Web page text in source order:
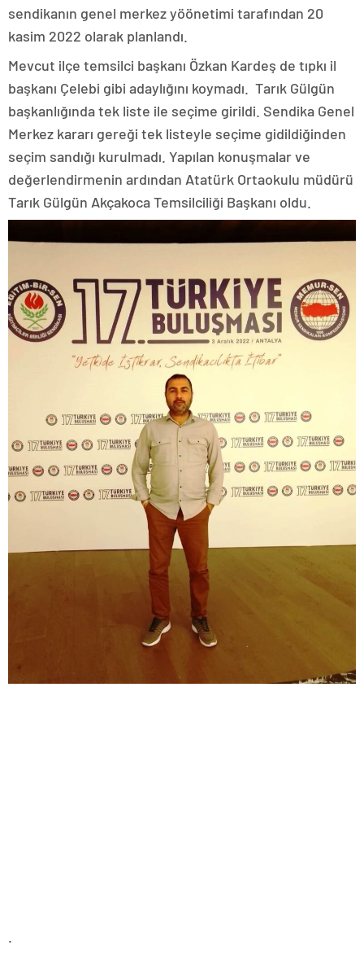
sendikanın genel merkez yöönetimi tarafından 20
kasim 2022 olarak planlandı.
Mevcut ilçe temsilci başkanı Özkan Kardeş de tıpkı il
başkanı Çelebi gibi adaylığını koymadı. Tarık Gülgün
başkanlığında tek liste ile seçime girildi. Sendika Genel
Merkez kararı gereği tek listeyle seçime gidildiğinden
seçim sandığı kurulmadı. Yapılan konuşmalar ve
değerlendirmenin ardından Atatürk Ortaokulu müdürü
Tarık Gülgün Akçakoca Temsilciliği Başkanı oldu.
.